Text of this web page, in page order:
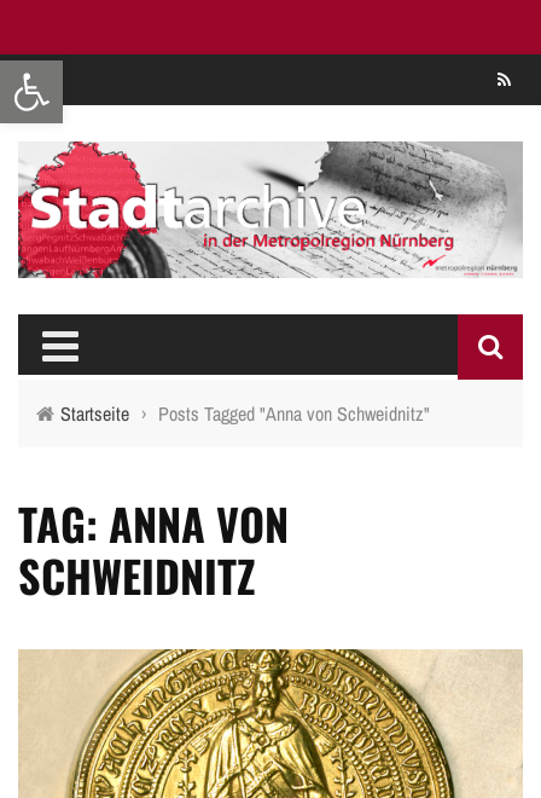
Werkzeugleiste öffnen
Startseite › Posts Tagged "Anna von Schweidnitz"
TAG: ANNA VON
SCHWEIDNITZ